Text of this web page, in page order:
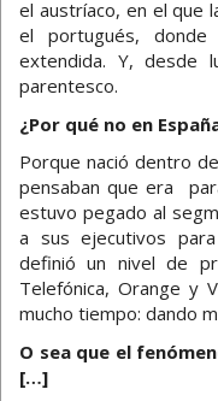
el austríaco, en el que
el portugués,
extendida. Y, desde
parentesco.
¿Por qué no en
Porque nació dentro
pensaban que era
estuvo pegado al
a sus ejecutivos
definió un nivel de
Telefónica, Orange y
mucho tiempo: dando
O sea que el
[…]